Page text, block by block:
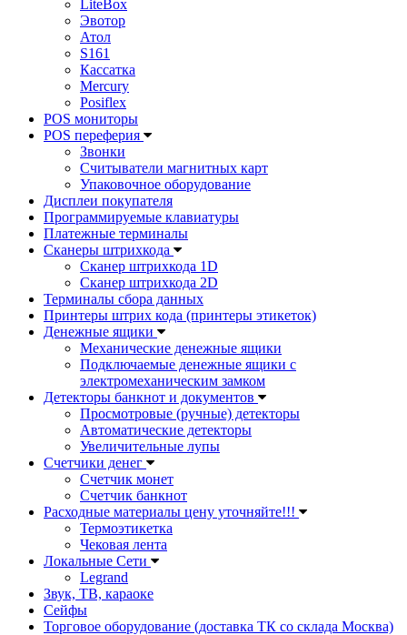
LiteBox
Эвотор
Атол
S161
Кассатка
Mercury
Posiflex
POS мониторы
POS переферия
Звонки
Считыватели магнитных карт
Упаковочное оборудование
Дисплеи покупателя
Программируемые клавиатуры
Платежные терминалы
Сканеры штрихкода
Сканер штрихкода 1D
Сканер штрихкода 2D
Терминалы сбора данных
Принтеры штрих кода (принтеры этикеток)
Денежные ящики
Механические денежные ящики
Подключаемые денежные ящики с
электромеханическим замком
Детекторы банкнот и документов
Просмотровые (ручные) детекторы
Автоматические детекторы
Увеличительные лупы
Счетчики денег
Счетчик монет
Счетчик банкнот
Расходные материалы цену уточняйте!!!
Термоэтикетка
Чековая лента
Локальные Сети
Legrand
Звук, ТВ, караоке
Сейфы
Торговое оборудование (доставка ТК со склада Москва)